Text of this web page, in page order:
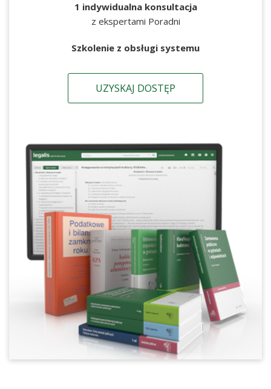
1 indywidualna konsultacja
z ekspertami Poradni
Szkolenie z obsługi systemu
UZYSKAJ DOSTĘP